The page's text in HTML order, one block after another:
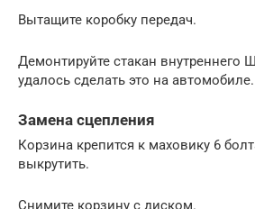
Вытащите коробку передач.
Демонтируйте стакан внутреннего
удалось сделать это на автомобиле.
Замена сцепления
Корзина крепится к маховику 6
выкрутить.
Снимите корзину с диском.